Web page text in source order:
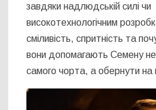
завдяки надлюдській силі чи
високотехнологічним
сміливість, спритність та
вони допомагають Семену
самого чорта, а обернути на